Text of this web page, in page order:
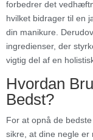
forbedrer det
hvilket bidrager til en
din manikure.
ingredienser, der
vigtig del af en
Hvordan
Bedst?
For at opnå de
sikre, at dine negle